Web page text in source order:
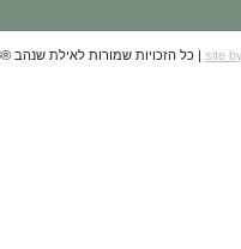
site| כל הזכויות שמורות לאילת שנהב ®2018